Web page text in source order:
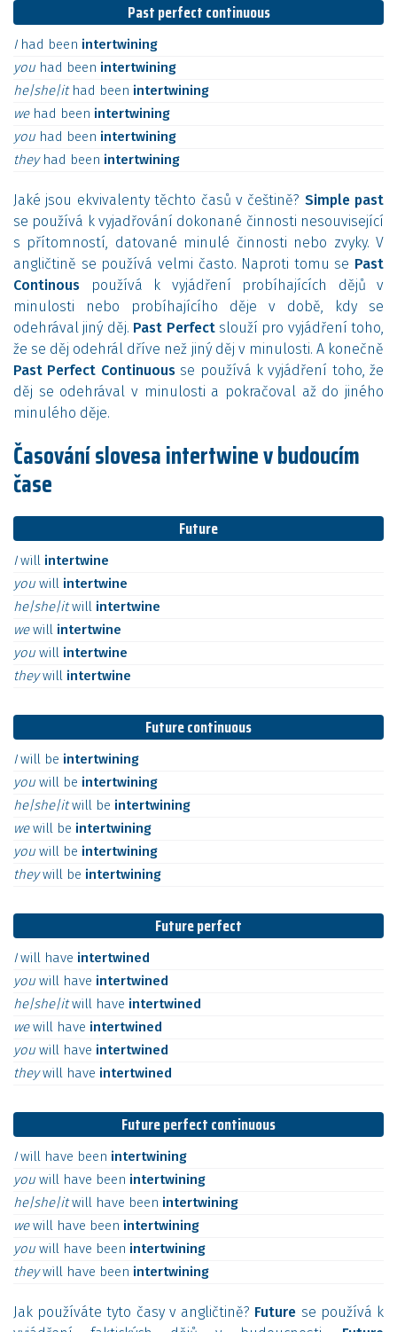
Past perfect continuous
I had been intertwining
you had been intertwining
he|she|it had been intertwining
we had been intertwining
you had been intertwining
they had been intertwining
Jaké jsou ekvivalenty těchto časů v češtině? Simple past
se používá k vyjadřování dokonané činnosti nesouvisející
s přítomností, datované minulé činnosti nebo zvyky. V
angličtině se používá velmi často. Naproti tomu se Past
Continous používá k vyjádření probíhajících dějů v
minulosti nebo probíhajícího děje v době, kdy se
odehrával jiný děj. Past Perfectslouží pro vyjádření toho,
že se děj odehrál dříve než jiný děj v minulosti. A konečně
Past Perfect Continuousse používá k vyjádření toho, že
děj se odehrával v minulosti a pokračoval až do jiného
minulého děje.
Časování slovesa intertwine v budoucím
čase
Future
Iwill intertwine
you will intertwine
he|she|itwill intertwine
wewill intertwine
you will intertwine
theywill intertwine
Future continuous
Iwill be intertwining
you will be intertwining
he|she|itwill be intertwining
wewill be intertwining
you will be intertwining
theywill be intertwining
Future perfect
Iwill have intertwined
you will have intertwined
he|she|itwill have intertwined
wewill have intertwined
you will have intertwined
theywill have intertwined
Future perfect continuous
Iwill have been intertwining
you will have been intertwining
he|she|itwill have been intertwining
wewill have been intertwining
you will have been intertwining
theywill have been intertwining
Jak používáte tyto časy v angličtině? Future se používá k